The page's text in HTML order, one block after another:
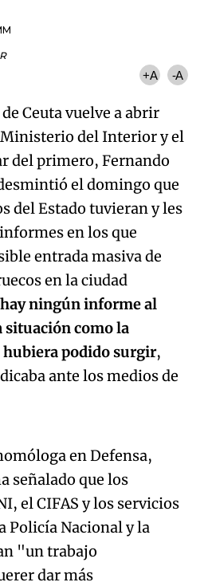
+A -A
Ceuta vuelve a abrir
del Interior y el
del primero, Fernando
el domingo que
del Estado tuvieran y les
en los que
entrada masiva de
en la ciudad
ningún informe al
situación como la
hubiera podido surgir,
ante los medios de
Try again
en Defensa,
señalado que los
el CIFAS y los servicios
Policía Nacional y la
"un trabajo
dar más